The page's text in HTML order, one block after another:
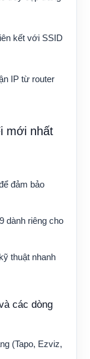
kết với SSID
IP từ router
mới nhất
đảm bảo
dành riêng cho
thuật nhanh
các dòng
(Tapo, Ezviz,